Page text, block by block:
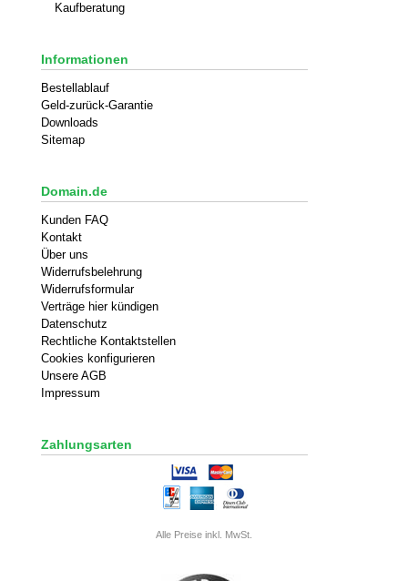
Kaufberatung
Informationen
Bestellablauf
Geld-zurück-Garantie
Downloads
Sitemap
Domain.de
Kunden FAQ
Kontakt
Über uns
Widerrufsbelehrung
Widerrufsformular
Verträge hier kündigen
Datenschutz
Rechtliche Kontaktstellen
Cookies konfigurieren
Unsere AGB
Impressum
Zahlungsarten
Alle Preise inkl. MwSt.